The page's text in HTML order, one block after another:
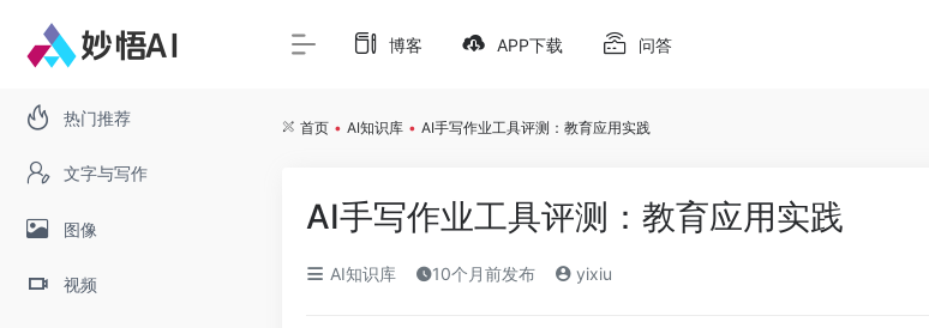
热门推荐
文字与写作
图像
视频
博客 APP下载 问答
首页 • AI知识库 • AI手写作业工具评测：教育应用实践
AI手写作业工具评测：教育应用实践
AI知识库 10个月前发布 yixiu